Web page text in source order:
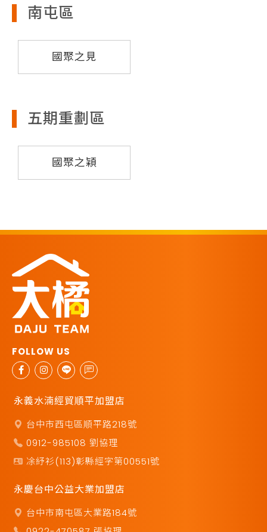
南屯區
國聚之見
五期重劃區
國聚之穎
永義水湳經貿順平加盟店
台中市西屯區順平路218號
0912-985108 劉協理
凃紓衫(113)彰縣經字第00551號
永慶台中公益大業加盟店
台中市南屯區大業路184號